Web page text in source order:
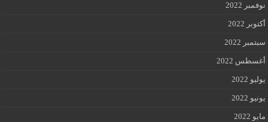
نوفمبر 2022
أكتوبر 2022
سبتمبر 2022
أغسطس 2022
يوليو 2022
يونيو 2022
مايو 2022